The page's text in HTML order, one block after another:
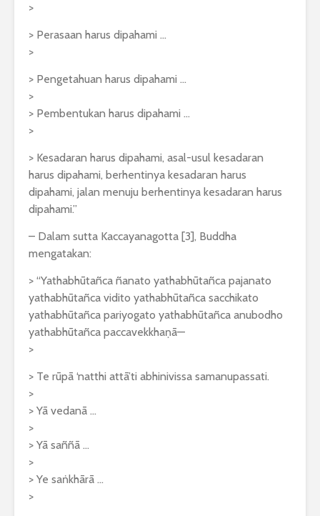
>
> Perasaan harus dipahami …
>
> Pengetahuan harus dipahami …
>
> Pembentukan harus dipahami …
>
> Kesadaran harus dipahami, asal-usul kesadaran
harus dipahami, berhentinya kesadaran harus
dipahami, jalan menuju berhentinya kesadaran harus
dipahami.”
– Dalam sutta Kaccayanagotta [3], Buddha
mengatakan:
> “Yathabhūtañca ñanato yathabhūtañca pajanato
yathabhūtañca vidito yathabhūtañca sacchikato
yathabhūtañca pariyogato yathabhūtañca anubodho
yathabhūtañca paccavekkhaṇā—
>
> Te rūpā ‘natthi attā’ti abhinivissa samanupassati.
>
> Yā vedanā …
>
> Yā saññā …
>
> Ye saṅkhārā …
>